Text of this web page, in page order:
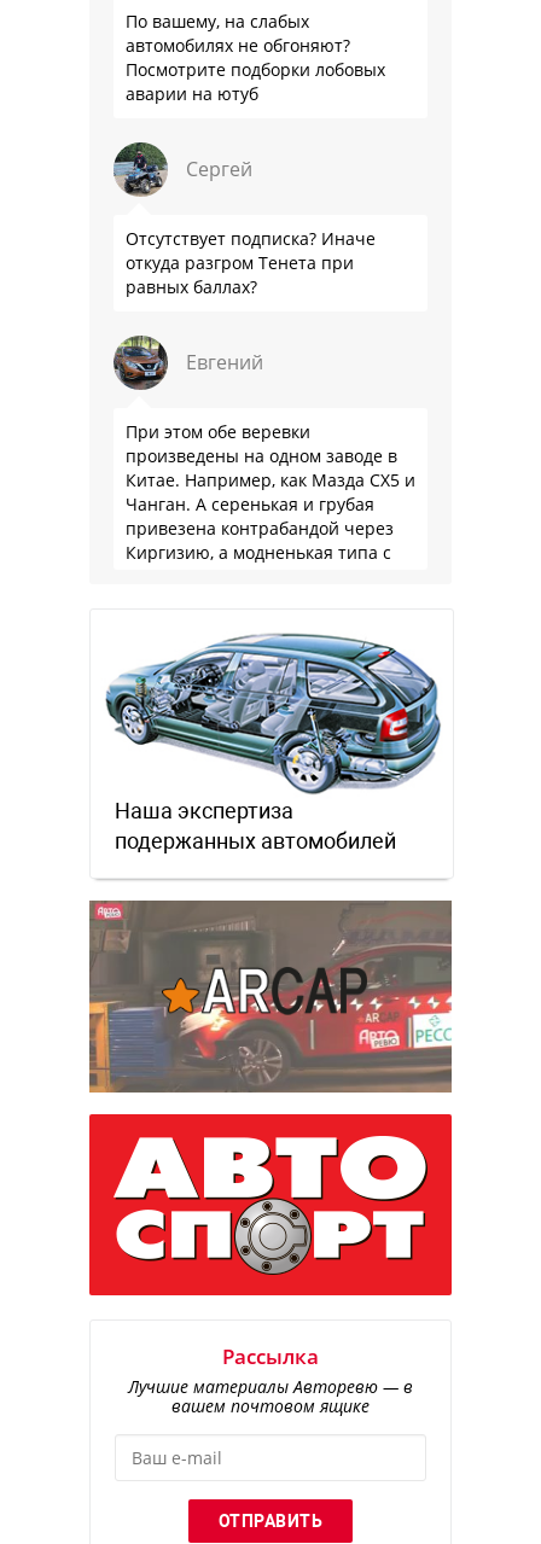
По вашему, на слабых
автомобилях не обгоняют?
Посмотрите подборки лобовых
аварии на ютуб
Сергей
Отсутствует подписка? Иначе
откуда разгром Тенета при
равных баллах?
Евгений
При этом обе веревки
произведены на одном заводе в
Китае. Например, как Мазда СХ5 и
Чанган. А серенькая и грубая
привезена контрабандой через
Киргизию, а модненькая типа с
Наша экспертиза
подержанных автомобилей
Рассылка
Лучшие материалы Авторевю — в
вашем почтовом ящике